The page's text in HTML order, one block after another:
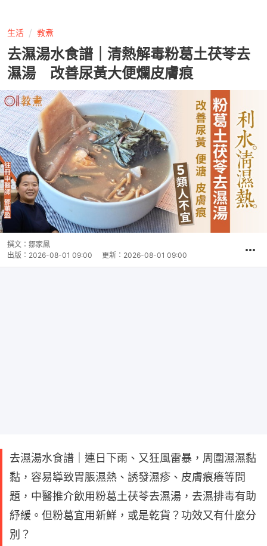
生活 教煮
去濕湯水食譜｜清熱解毒粉葛土茯苓去
濕湯 改善尿黃大便爛皮膚痕
撰文： 鄒家鳳
出版： 2026-08-01 09:00 更新： 2026-08-01 09:00
去濕湯水食譜｜連日下雨、又狂風雷暴，周圍濕濕黏
黏，容易導致胃脹濕熱、誘發濕疹、皮膚痕癢等問
題，中醫推介飲用粉葛土茯苓去濕湯，去濕排毒有助
紓緩。但粉葛宜用新鮮，或是乾貨？功效又有什麼分
別？